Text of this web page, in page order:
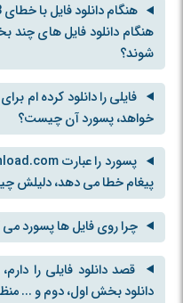
هنگام دانلود فایل با خطای 503 مواجه می شوم؟
هنگام دانلود فایل های
شوند؟
فایلی را دانلود کرده ام
خواهد، پسورد آن چیست؟
پیغام خطا می دهد، دلیلش
چرا روی فایل ها پسورد می
قصد دانلود فایلی را
دانلود بخش اول، دوم و ...